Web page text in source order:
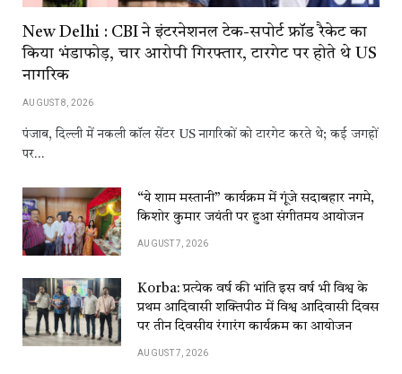
New Delhi : CBI ने इंटरनेशनल टेक-सपोर्ट फ्रॉड रैकेट का
किया भंडाफोड़, चार आरोपी गिरफ्तार, टारगेट पर होते थे US
नागरिक
AUGUST 8, 2026
पंजाब, दिल्ली में नकली कॉल सेंटर US नागरिकों को टारगेट करते थे; कई जगहों
पर…
“ये शाम मस्तानी” कार्यक्रम में गूंजे सदाबहार नगमे,
किशोर कुमार जयंती पर हुआ संगीतमय आयोजन
AUGUST 7, 2026
Korba: प्रत्येक वर्ष की भांति इस वर्ष भी विश्व के
प्रथम आदिवासी शक्तिपीठ में विश्व आदिवासी दिवस
पर तीन दिवसीय रंगारंग कार्यक्रम का आयोजन
AUGUST 7, 2026